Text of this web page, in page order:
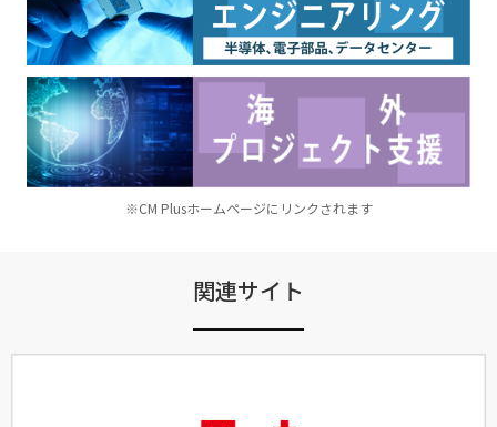
※CM Plusホームページにリンクされます
関連サイト